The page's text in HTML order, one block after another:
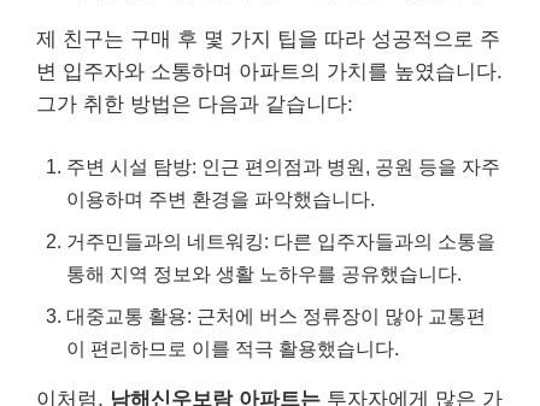
제 친구는 구매 후 몇 가지 팁을 따라 성공적으로 주
변 입주자와 소통하며 아파트의 가치를 높였습니다.
그가 취한 방법은 다음과 같습니다:
주변 시설 탐방: 인근 편의점과 병원, 공원 등을 자주
이용하며 주변 환경을 파악했습니다.
거주민들과의 네트워킹: 다른 입주자들과의 소통을
통해 지역 정보와 생활 노하우를 공유했습니다.
대중교통 활용: 근처에 버스 정류장이 많아 교통편
이 편리하므로 이를 적극 활용했습니다.
이처럼, 남해신우보람 아파트는 투자자에게 많은 가